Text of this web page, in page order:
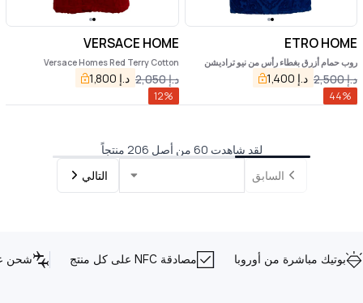
ETRO HOME
روب حمام أزرق بغطاء رأس من نيو تراديشن
بنقشة زخرفية من إيترو هومد.إ2,500 د.إ 1,400
44%
VERSACE HOME
Versace Homes Red Terry Cotton
Bathrobe with Baroque Detailد.إ2,050 د.إ 1,800
12%
لقد شاهدت 60 من أصل 206 منتجاً
السابق
التالي
بوتيك مباشرة من أوروبا مصادقة NFC على كل منتج شحن